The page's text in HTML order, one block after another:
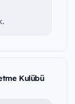
Kulübü